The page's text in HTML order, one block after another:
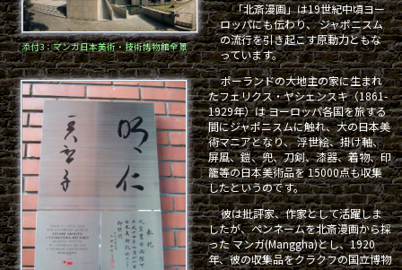
添付3：マンガ日本美術・技術博物館全景
「北斎漫画」は19世紀中頃ヨー
ロッパにも伝わり、 ジャポニスム
の流行を引き起こす原動力ともな
っています。
ポーランドの大地主の家に生まれ
たフェリクス・ヤシェンスキ（1861-
1929年）は ヨーロッパ各国を旅する
間にジャポニスムに触れ、大の日本美
術マニアとなり、 浮世絵、掛け軸、
屏風、鎧、兜、刀剣、漆器、着物、印
籠等の日本美術品を 15000点も収集
したというのです。
彼は批評家、作家として活躍しま
したが、ペンネームを北斎漫画から採
った マンガ(Manggha)とし、1920
年、彼の収集品をクラクフの国立博物